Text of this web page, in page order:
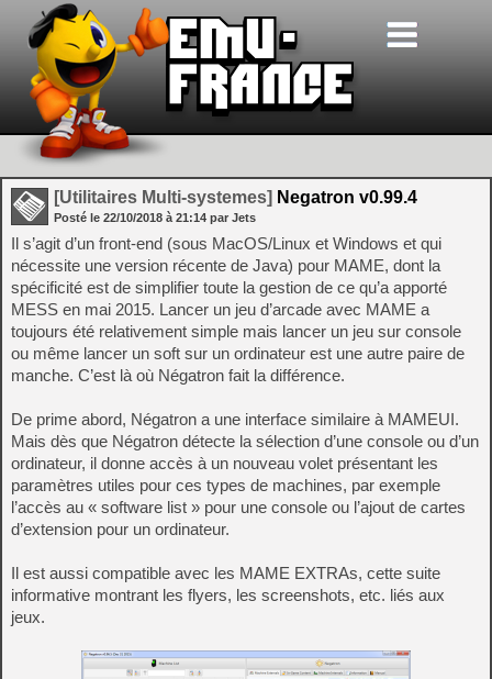
[Utilitaires Multi-systemes] Negatron v0.99.4
Posté le 22/10/2018 à 21:14 par Jets
Il s’agit d’un front-end (sous MacOS/Linux et Windows et qui
nécessite une version récente de Java) pour MAME, dont la
spécificité est de simplifier toute la gestion de ce qu’a apporté
MESS en mai 2015. Lancer un jeu d’arcade avec MAME a
toujours été relativement simple mais lancer un jeu sur console
ou même lancer un soft sur un ordinateur est une autre paire de
manche. C’est là où Négatron fait la différence.
De prime abord, Négatron a une interface similaire à MAMEUI.
Mais dès que Négatron détecte la sélection d’une console ou d’un
ordinateur, il donne accès à un nouveau volet présentant les
paramètres utiles pour ces types de machines, par exemple
l’accès au « software list » pour une console ou l’ajout de cartes
d’extension pour un ordinateur.
Il est aussi compatible avec les MAME EXTRAs, cette suite
informative montrant les flyers, les screenshots, etc. liés aux
jeux.